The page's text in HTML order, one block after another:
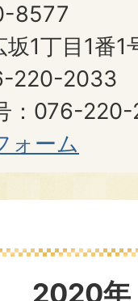
8577
1丁目1番1
220-2033
：076-
ォーム
2020年